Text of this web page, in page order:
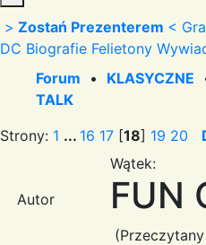
> Zostań Prezenterem <
DC Biografie Felietony
Forum • KLASYCZNE
TALK
Strony: 1 ... 16 17 [18] 19 20
Autor
Wątek:
FUN